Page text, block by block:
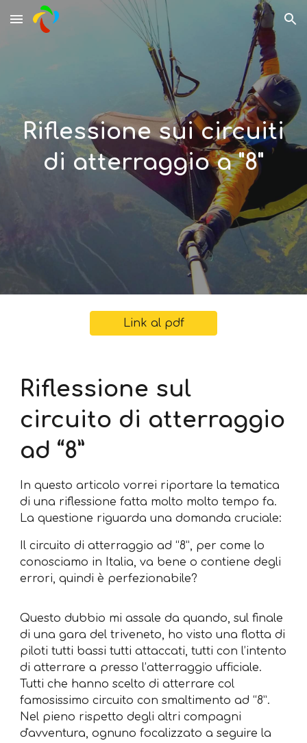
Skip to main content Skip to navigation
Riflessione sui circuiti
di atterraggio a "8"
Link al pdf
Riflessione sul
circuito di atterraggio
ad “8”
In questo articolo vorrei riportare la tematica
di una riflessione fatta molto molto tempo fa.
La questione riguarda una domanda cruciale:
Il circuito di atterraggio ad “8”, per come lo
conosciamo in Italia, va bene o contiene degli
errori, quindi è perfezionabile?
Questo dubbio mi assale da quando, sul finale
di una gara del triveneto, ho visto una flotta di
piloti tutti bassi tutti attaccati, tutti con l’intento
di atterrare a presso l’atterraggio ufficiale.
Tutti che hanno scelto di atterrare col
famosissimo circuito con smaltimento ad “8”.
Nel pieno rispetto degli altri compagni
d'avventura, ognuno focalizzato a seguire la